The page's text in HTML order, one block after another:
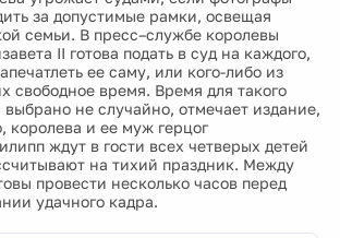
за допустимые рамки, освещая
семьи. В пресс–службе королевы
II готова подать в суд на каждого,
ее саму, или кого-либо из
свободное время. Время для такого
не случайно, отмечает издание,
королева и ее муж герцог
ждут в гости всех четверых детей
на тихий праздник. Между
провести несколько часов перед
удачного кадра.